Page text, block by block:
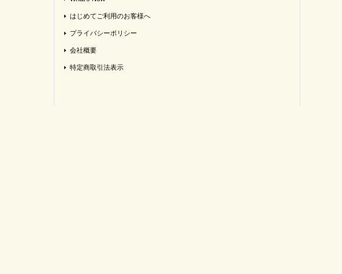
はじめてご利用のお客様へ
プライバシーポリシー
会社概要
特定商取引法表示